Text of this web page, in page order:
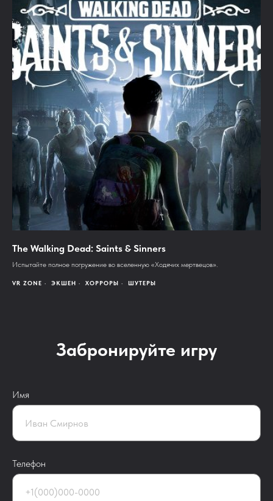
The Walking Dead: Saints & Sinners
Испытайте полное погружение во вселенную «Ходячих мертвецов».
VR ZONE ЭКШЕН ХОРРОРЫ ШУТЕРЫ
Забронируйте игру
Имя
Телефон